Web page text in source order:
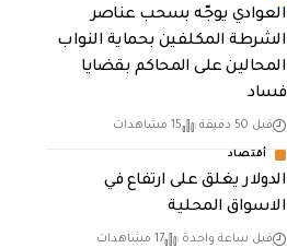
العوادي يوجّه بسحب عناصر
الشرطة المكلفين بحماية النواب
المحالين على المحاكم بقضايا
فساد
قبل 50 دقيقة 15 مشاهدات
أقتصاد
الدولار يغلق على ارتفاع في
الاسواق المحلية
قبل ساعة واحدة 17 مشاهدات